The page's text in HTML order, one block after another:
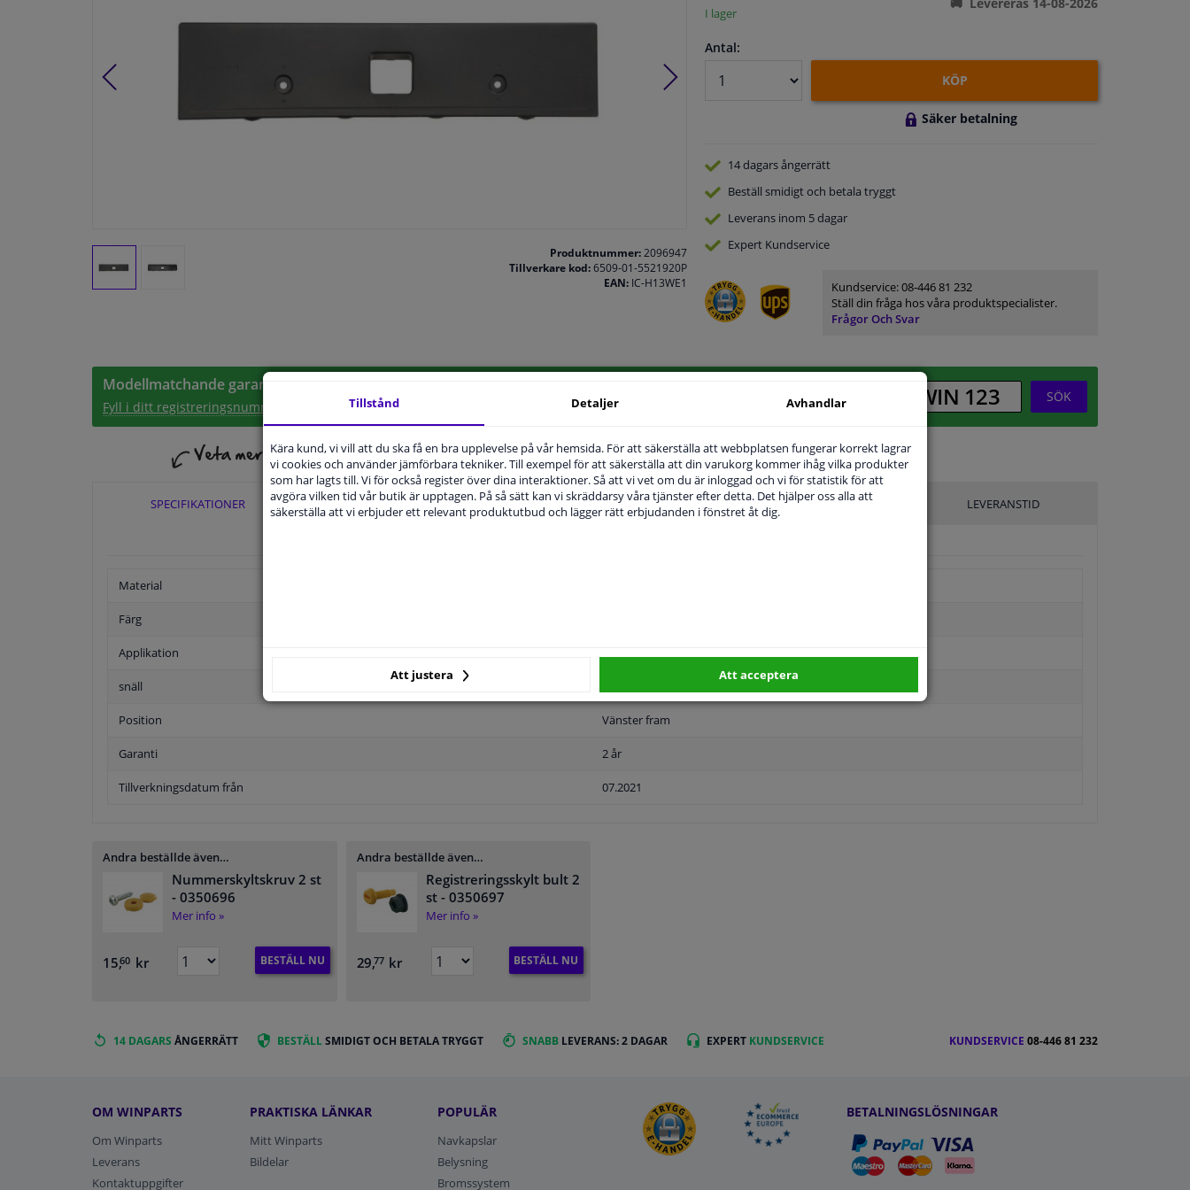
Produktnummer:2096947
Tillverkare kod:6509-01-5521920P
EAN:IC-H13WE1
I lager
Antal:
KÖP
Säker betalning
14 dagarsångerrätt
Beställ smidigt och betala tryggt
Leverans inom 5 dagar
Expert Kundservice
Kundservice:08-446 81 232
Ställ din fråga hos våra produktspecialister.
Frågor Och Svar
Modellmatchande garanti, Hitta rätt bildelar.
Fyll i ditt registreringsnummer Välj din bil.
SÖK
SPECIFIKATIONER TILLÄMPLIGHET ORIGINALNUMMER TILLVERKARE LEVERANSTID
Material
Färg
Applikation
snäll
Position Vänster fram
Garanti 2 år
Tillverkningsdatum från 07.2021
Andra beställde även…
Nummerskyltskruv 2 st
- 0350696
Mer info »
15,60 kr BESTÄLL NU
Andra beställde även…
Registreringsskylt bult 2
st- 0350697
Mer info »
29,77 kr BESTÄLL NU
14 DAGARS ÅNGERRÄTT BESTÄLLSMIDIGT OCH BETALA TRYGGT SNABB LEVERANS: 2 DAGAR EXPERT KUNDSERVICE KUNDSERVICE 08-446 81 232
OM WINPARTS
Om Winparts
Leverans
Kontaktuppgifter
PRAKTISKA LÄNKAR
Mitt Winparts
Bildelar
POPULÄR
Navkapslar
Belysning
Bromssystem
BETALNINGSLÖSNINGAR
Tillstånd Detaljer Avhandlar
Kära kund, vi vill att du ska få en bra upplevelse på vår hemsida. För att säkerställa att webbplatsen fungerar korrekt lagrar
vi cookies och använder jämförbara tekniker. Till exempel för att säkerställa att din varukorg kommer ihåg vilka produkter
som har lagts till. Vi för också register över dina interaktioner. Så att vi vet om du är inloggad och vi för statistik för att
avgöra vilken tid vår butik är upptagen. På så sätt kan vi skräddarsy våra tjänster efter detta. Det hjälper oss alla att
säkerställa att vi erbjuder ett relevant produktutbud och lägger rätt erbjudanden i fönstret åt dig.
Att justera Att acceptera